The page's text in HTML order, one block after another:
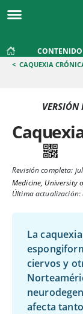
< CAQUEXIA
VERSIÓN
Revisión completa:
Medicine, University
Última
La
ciervos y
afecta